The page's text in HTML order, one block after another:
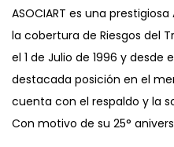
ASOCIART es una
la cobertura de Riesgos del
el 1 de Julio de 1996 y
destacada posición en el
cuenta con el respaldo y la
Con motivo de su 25°